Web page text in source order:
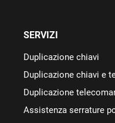
SERVIZI
Duplicazione chiavi
Duplicazione chiavi e
Duplicazione
Assistenza serrature